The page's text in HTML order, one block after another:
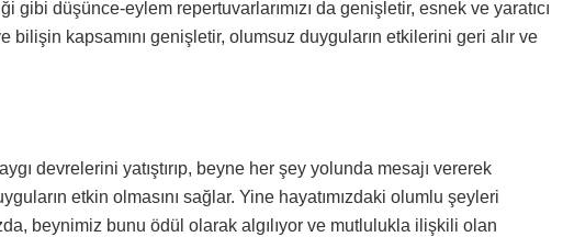
gibi düşünce-eylem repertuvarlarımızı da genişletir, esnek ve yaratıcı
bilişin kapsamını genişletir, olumsuz duyguların etkilerini geri alır ve
devrelerini yatıştırıp, beyne her şey yolunda mesajı vererek
etkin olmasını sağlar. Yine hayatımızdaki olumlu şeyleri
beynimiz bunu ödül olarak algılıyor ve mutlulukla ilişkili olan